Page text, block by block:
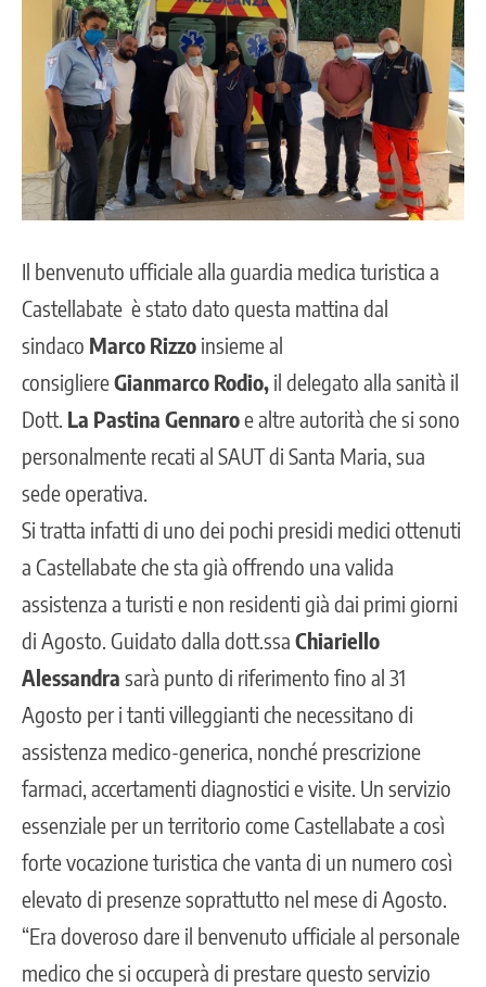
Il benvenuto ufficiale alla guardia medica turistica a
Castellabate è stato dato questa mattina dal
sindaco Marco Rizzo insieme al
consigliereGianmarco Rodio, il delegato alla sanità il
Dott. La Pastina Gennaroe altre autorità che si sono
personalmente recati al SAUT di Santa Maria, sua
sede operativa.
Si tratta infatti di uno dei pochi presidi medici ottenuti
a Castellabate che sta già offrendo una valida
assistenza a turisti e non residenti già dai primi giorni
di Agosto. Guidato dalla dott.ssa Chiariello
Alessandra sarà punto di riferimento fino al 31
Agosto per i tanti villeggianti che necessitano di
assistenza medico-generica, nonché prescrizione
farmaci, accertamenti diagnostici e visite. Un servizio
essenziale per un territorio come Castellabate a così
forte vocazione turistica che vanta di un numero così
elevato di presenze soprattutto nel mese di Agosto.
“Era doveroso dare il benvenuto ufficiale al personale
medico che si occuperà di prestare questo servizio